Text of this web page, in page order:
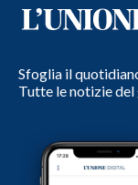
Sfoglia il
Tutte le notizie